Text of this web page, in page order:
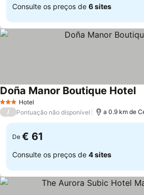
Consulte os preços de 6 sites
3 EstrelasHotel
Doña Manor Boutique Hotel
/ Pontuação não disponível a 0.9 km de
De € 61
Consulte os preços de 4 sites